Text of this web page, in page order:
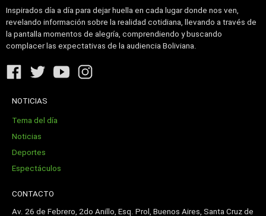
Inspirados día a día para dejar huella en cada lugar donde nos ven,
revelando información sobre la realidad cotidiana, llevando a través de
la pantalla momentos de alegría, comprendiendo y buscando
complacer las expectativas de la audiencia Boliviana.
NOTICIAS
Tema del día
Noticias
Deportes
Espectáculos
CONTACTO
Av. 26 de Febrero, 2do Anillo, Esq. Prol, Buenos Aires, Santa Cruz de